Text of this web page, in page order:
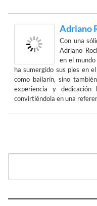
Adriano
Con una
Adriano
en el
ha sumergido sus pies en
como bailarín, sino
experiencia y
convirtiéndola en una